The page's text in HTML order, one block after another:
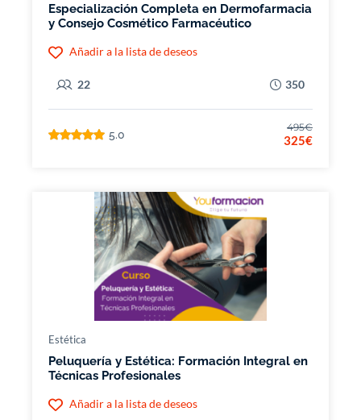
Especialización Completa en Dermofarmacia
y Consejo Cosmético Farmacéutico
Añadir a la lista de deseos
22 350
5.0
495€
325€
Estética
Peluquería y Estética: Formación Integral en
Técnicas Profesionales
Añadir a la lista de deseos